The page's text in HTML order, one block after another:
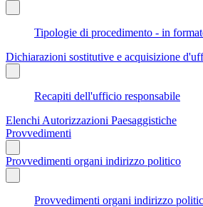
Tipologie di procedimento - in
Dichiarazioni sostitutive e acquisizione
Recapiti dell'ufficio responsabile
Elenchi Autorizzazioni Paesaggistiche
Provvedimenti
Provvedimenti organi indirizzo politico
Provvedimenti organi indirizzo